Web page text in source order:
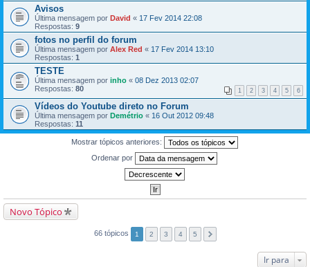
Avisos
Última mensagem por David « 17 Fev 2014 22:08
Respostas: 9
fotos no perfil do forum
Última mensagem por Alex Red « 17 Fev 2014 13:10
Respostas: 1
TESTE
Última mensagem por inho « 08 Dez 2013 02:07
Respostas: 80 1 2 3 4 5 6
Vídeos do Youtube direto no Forum
Última mensagem por Demétrio « 16 Out 2012 09:48
Respostas: 11
Mostrar tópicos anteriores:
Ordenar por
Novo Tópico
66 tópicos 1 2 3 4 5
Ir para